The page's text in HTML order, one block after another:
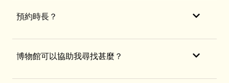
預約時長？
博物館可以協助我尋找甚麼？